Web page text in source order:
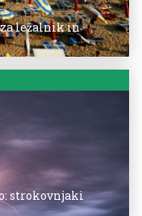
za ležalnik in
strokovnjaki